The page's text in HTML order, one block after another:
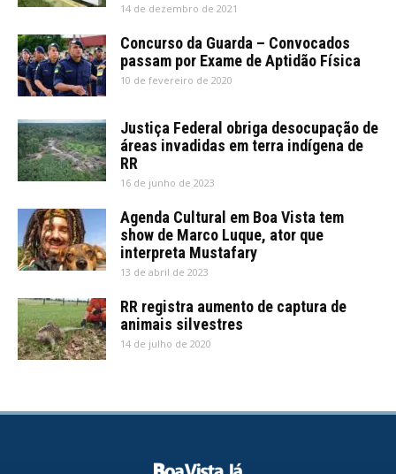
14 de dezembro de 2021
Concurso da Guarda – Convocados
passam por Exame de Aptidão Física
10 de fevereiro de 2020
Justiça Federal obriga desocupação de
áreas invadidas em terra indígena de
RR
16 de junho de 2023
Agenda Cultural em Boa Vista tem
show de Marco Luque, ator que
interpreta Mustafary
13 de abril de 2023
RR registra aumento de captura de
animais silvestres
14 de julho de 2020